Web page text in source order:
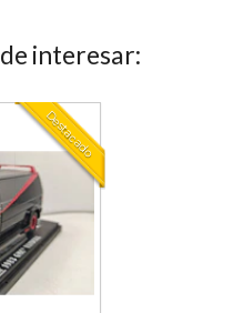
interesar:
Destacado